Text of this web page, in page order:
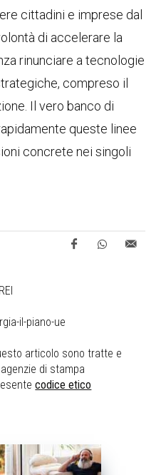
cittadini e imprese dal
di accelerare la
rinunciare a tecnologie
compreso il
Il vero banco di
queste linee
concrete nei singoli
il-piano-ue
articolo sono tratte e
di stampa
codice etico